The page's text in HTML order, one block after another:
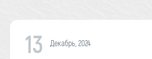
13 Декабрь, 2024